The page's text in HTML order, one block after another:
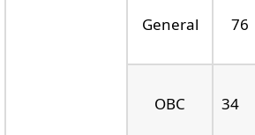
General 76
OBC 34